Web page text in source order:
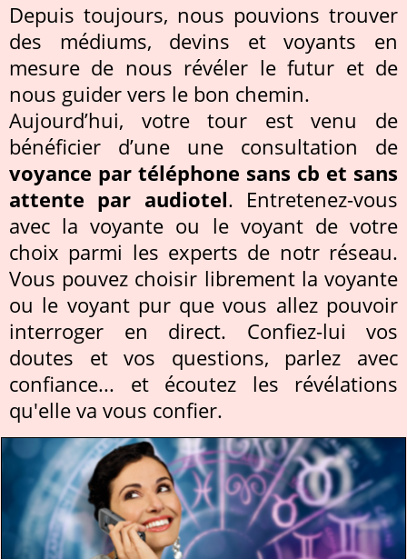
Depuis toujours, nous pouvions trouver
des médiums, devins et voyants en
mesure de nous révéler le futur et de
nous guider vers le bon chemin.
Aujourd’hui, votre tour est venu de
bénéficier d’une une consultation de
voyance par téléphone sans cb et sans
attente par audiotel. Entretenez-vous
avec la voyante ou le voyant de votre
choix parmi les experts de notr réseau.
Vous pouvez choisir librement la voyante
ou le voyant pur que vous allez pouvoir
interroger en direct. Confiez-lui vos
doutes et vos questions, parlez avec
confiance... et écoutez les révélations
qu'elle va vous confier.